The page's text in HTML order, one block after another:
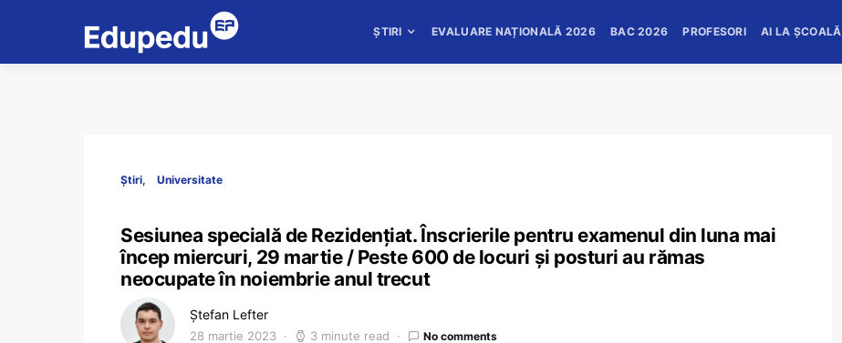
ȘTIRI EVALUARE NAȚIONALĂ 2026 BAC 2026 PROFESORI AI LA ȘCOALĂ
Știri Universitate
Sesiunea specială de Rezidențiat. Înscrierile pentru examenul din luna mai
încep miercuri, 29 martie / Peste 600 de locuri și posturi au rămas
neocupate în noiembrie anul trecut
Ștefan Lefter
28 martie 2023 3 minute read No comments